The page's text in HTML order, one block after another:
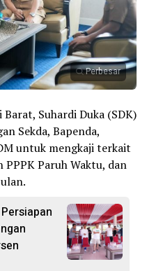
Perbesar
Suhardi Duka (SDK)
Sekda, Bapenda,
untuk mengkaji terkait
PPPK Paruh Waktu, dan